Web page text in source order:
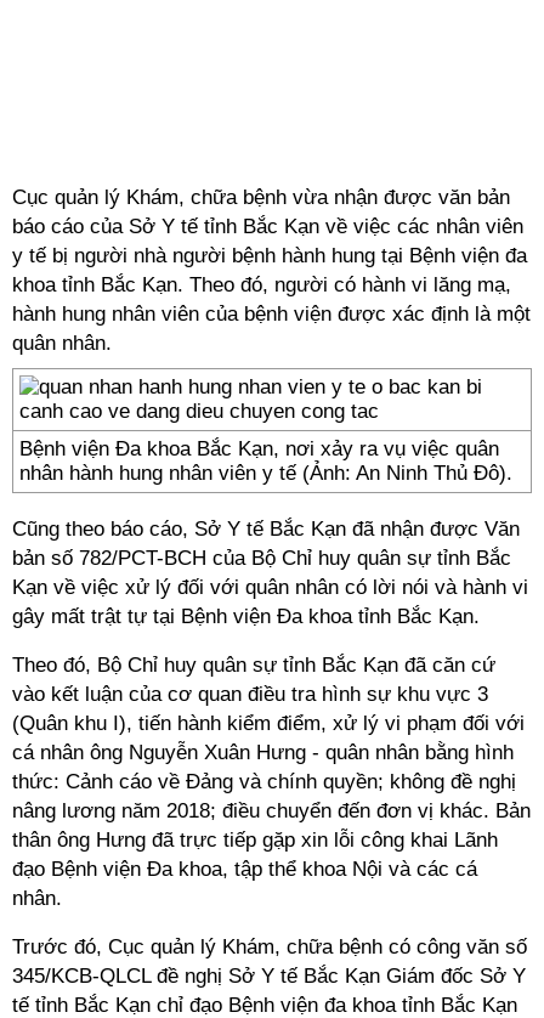
Cục quản lý Khám, chữa bệnh vừa nhận được văn bản
báo cáo của Sở Y tế tỉnh Bắc Kạn về việc các nhân viên
y tế bị người nhà người bệnh hành hung tại Bệnh viện đa
khoa tỉnh Bắc Kạn. Theo đó, người có hành vi lăng mạ,
hành hung nhân viên của bệnh viện được xác định là một
quân nhân.
Bệnh viện Đa khoa Bắc Kạn, nơi xảy ra vụ việc quân
nhân hành hung nhân viên y tế (Ảnh: An Ninh Thủ Đô).
Cũng theo báo cáo, Sở Y tế Bắc Kạn đã nhận được Văn
bản số 782/PCT-BCH của Bộ Chỉ huy quân sự tỉnh Bắc
Kạn về việc xử lý đối với quân nhân có lời nói và hành vi
gây mất trật tự tại Bệnh viện Đa khoa tỉnh Bắc Kạn.
Theo đó, Bộ Chỉ huy quân sự tỉnh Bắc Kạn đã căn cứ
vào kết luận của cơ quan điều tra hình sự khu vực 3
(Quân khu I), tiến hành kiểm điểm, xử lý vi phạm đối với
cá nhân ông Nguyễn Xuân Hưng - quân nhân bằng hình
thức: Cảnh cáo về Đảng và chính quyền; không đề nghị
nâng lương năm 2018; điều chuyển đến đơn vị khác. Bản
thân ông Hưng đã trực tiếp gặp xin lỗi công khai Lãnh
đạo Bệnh viện Đa khoa, tập thể khoa Nội và các cá
nhân.
Trước đó, Cục quản lý Khám, chữa bệnh có công văn số
345/KCB-QLCL đề nghị Sở Y tế Bắc Kạn Giám đốc Sở Y
tế tỉnh Bắc Kạn chỉ đạo Bệnh viện đa khoa tỉnh Bắc Kạn